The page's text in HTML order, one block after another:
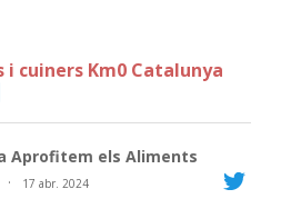
i cuiners Km0 Catalunya
Aprofitem els Aliments
· 17 abr. 2024